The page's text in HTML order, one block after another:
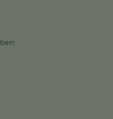
www.biobote-